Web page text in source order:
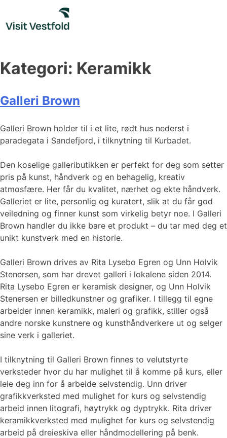
content
Kategori: Keramikk
Galleri Brown
Galleri Brown holder til i et lite, rødt hus nederst i
paradegata i Sandefjord, i tilknytning til Kurbadet.
Den koselige galleributikken er perfekt for deg som setter
pris på kunst, håndverk og en behagelig, kreativ
atmosfære. Her får du kvalitet, nærhet og ekte håndverk.
Galleriet er lite, personlig og kuratert, slik at du får god
veiledning og finner kunst som virkelig betyr noe. I Galleri
Brown handler du ikke bare et produkt – du tar med deg et
unikt kunstverk med en historie.
Galleri Brown drives av Rita Lysebo Egren og Unn Holvik
Stenersen, som har drevet galleri i lokalene siden 2014.
Rita Lysebo Egren er keramisk designer, og Unn Holvik
Stenersen er billedkunstner og grafiker. I tillegg til egne
arbeider innen keramikk, maleri og grafikk, stiller også
andre norske kunstnere og kunsthåndverkere ut og selger
sine verk i galleriet.
I tilknytning til Galleri Brown finnes to velutstyrte
verksteder hvor du har mulighet til å komme på kurs, eller
leie deg inn for å arbeide selvstendig. Unn driver
grafikkverksted med mulighet for kurs og selvstendig
arbeid innen litografi, høytrykk og dyptrykk. Rita driver
keramikkverksted med mulighet for kurs og selvstendig
arbeid på dreieskiva eller håndmodellering på benk.